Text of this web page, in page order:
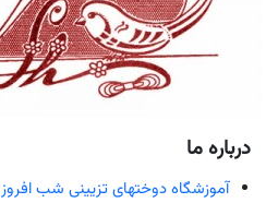
درباره ما
آموزشگاه دوختهای تزیینی شب افروز